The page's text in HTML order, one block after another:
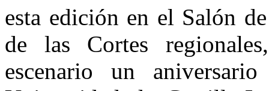
esta edición en el Salón
de las Cortes
escenario un